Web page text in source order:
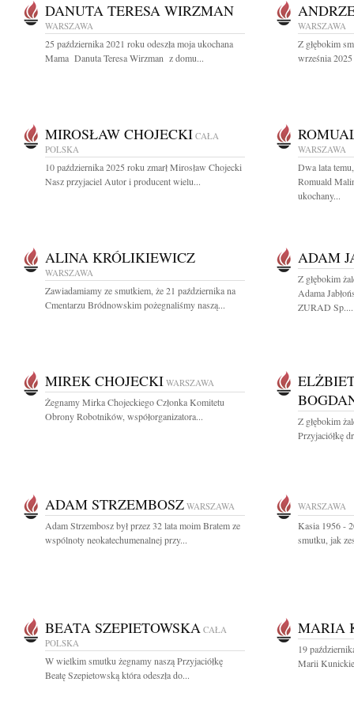
DANUTA TERESA WIRZMAN
WARSZAWA
25 października 2021 roku odeszła moja ukochana
Mama Danuta Teresa Wirzman z domu...
WARSZAWA
Z głębokim
września
MIROSŁAW CHOJECKI CAŁA
POLSKA
10 października 2025 roku zmarł Mirosław Chojecki
Nasz przyjaciel Autor i producent wielu...
WARSZAWA
Dwa lata
Romuald
ukochany...
ALINA KRÓLIKIEWICZ
WARSZAWA
Zawiadamiamy ze smutkiem, że 21 października na
Cmentarzu Bródnowskim pożegnaliśmy naszą...
ADAM
Z głębokim
Adama
ZURAD Sp....
MIREK CHOJECKI WARSZAWA
Żegnamy Mirka Chojeckiego Członka Komitetu
Obrony Robotników, współorganizatora...
Z głębokim
Przyjaciółkę
ADAM STRZEMBOSZ WARSZAWA
Adam Strzembosz był przez 32 lata moim Bratem ze
wspólnoty neokatechumenalnej przy...
WARSZAWA
Kasia 1956 -
smutku, jak
BEATA SZEPIETOWSKA CAŁA
POLSKA
W wielkim smutku żegnamy naszą Przyjaciółkę
Beatę Szepietowską która odeszła do...
MARIA
19
Marii